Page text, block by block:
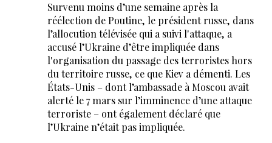
Survenu moins d’une semaine après la
réélection de Poutine, le président russe, dans
l’allocution télévisée qui a suivi l'attaque, a
accusé l’Ukraine d’être impliquée dans
l'organisation du passage des terroristes hors
du territoire russe, ce que Kiev a démenti. Les
États-Unis – dont l’ambassade à Moscou avait
alerté le 7 mars sur l’imminence d’une attaque
terroriste – ont également déclaré que
l’Ukraine n’était pas impliquée.